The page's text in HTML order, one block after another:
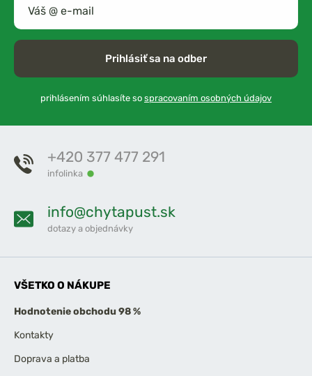
Prihlásiť sa na odber
prihlásením súhlasíte so spracovaním osobných údajov
+420 377 477 291
infolinka
info@chytapust.sk
dotazy a objednávky
VŠETKO O NÁKUPE
Hodnotenie obchodu 98 %
Kontakty
Doprava a platba